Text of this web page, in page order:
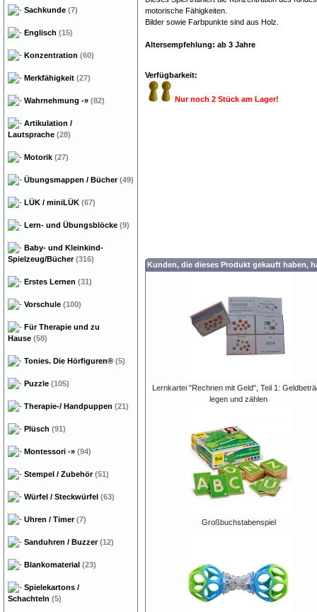
motorische Fähigkeiten.
Bilder sowie Farbpunkte sind aus Holz.
Altersempfehlung: ab 3 Jahre
Verfügbarkeit:
Nur noch 2 Stück am Lager!
Kunden, die dieses Produkt gekauft haben,
Lernkartei "Rechnen mit Geld", Teil 1:
legen und zählen
Großbuchstabenspiel
Sachkunde (7)
Englisch (15)
Konzentration (60)
Merkfähigkeit (27)
Wahrnehmung -» (82)
Artikulation /
Lautsprache (28)
Motorik (27)
Übungsmappen / Bücher(49)
LÜK / miniLÜK (67)
Lern- und Übungsblöcke (9)
Baby- und Kleinkind-
Spielzeug/Bücher(316)
Erstes Lernen (31)
Vorschule (100)
Für Therapie und zu
Hause (58)
Tonies. Die Hörfiguren® (5)
Puzzle (105)
Therapie-/ Handpuppen (21)
Plüsch (91)
Montessori -» (94)
Stempel / Zubehör(51)
Würfel / Steckwürfel (63)
Uhren / Timer(7)
Sanduhren / Buzzer(12)
Blankomaterial (23)
Spielekartons /
Schachteln (5)